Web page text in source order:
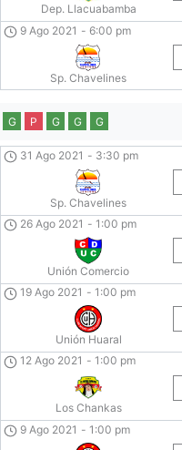
Dep. Llacuabamba
9 Ago 2021 - 6:00 pm
Sp. Chavelines
G P G G G
31 Ago 2021 - 3:30 pm
Sp. Chavelines
26 Ago 2021 - 1:00 pm
Unión Comercio
19 Ago 2021 - 1:00 pm
Unión Huaral
12 Ago 2021 - 1:00 pm
Los Chankas
9 Ago 2021 - 1:00 pm